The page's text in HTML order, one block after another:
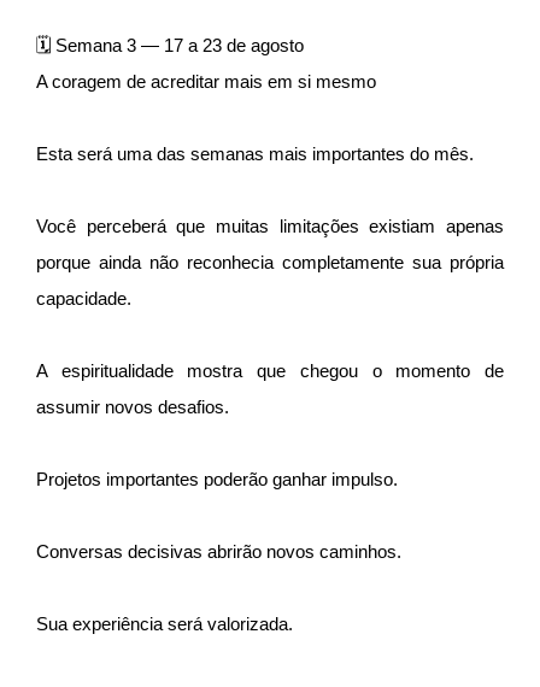
🗓 Semana 3 — 17 a 23 de agosto
A coragem de acreditar mais em si mesmo
Esta será uma das semanas mais importantes do mês.
Você perceberá que muitas limitações existiam apenas
porque ainda não reconhecia completamente sua própria
capacidade.
A espiritualidade mostra que chegou o momento de
assumir novos desafios.
Projetos importantes poderão ganhar impulso.
Conversas decisivas abrirão novos caminhos.
Sua experiência será valorizada.